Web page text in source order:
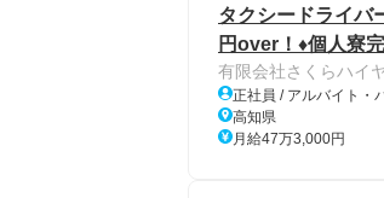
タクシードライバ
円over！♦個人寮
有限会社さくらハイ
正社員 / アルバイト・
高知県
月給47万3,000円